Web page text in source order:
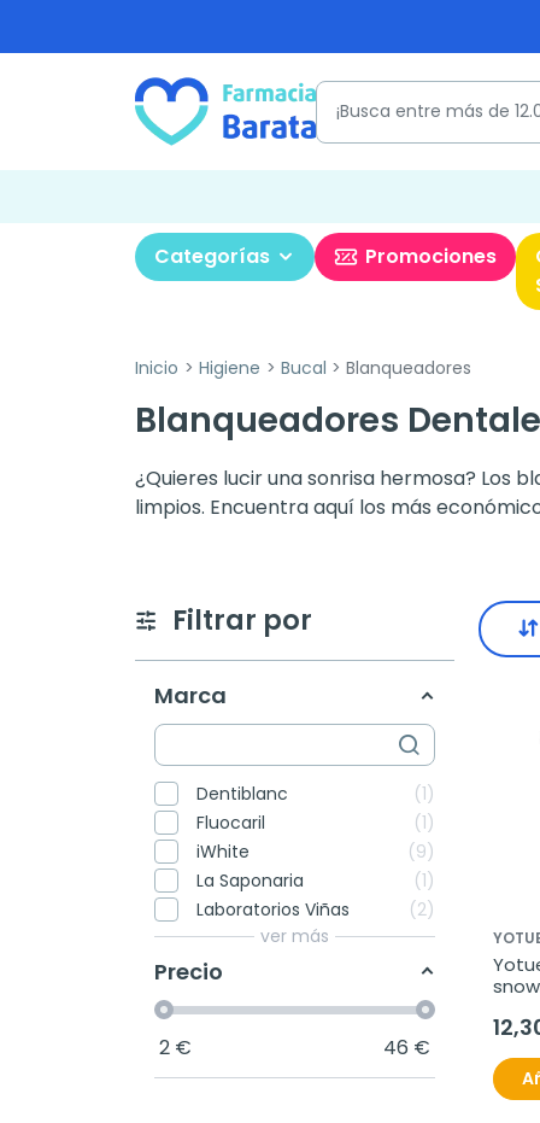
Categorías Promociones
Inicio Higiene Bucal Blanqueadores
Blanqueadores
¿Quieres lucir una sonrisa hermosa? Los
limpios. Encuentra aquí los más
Filtrar por
Marca
Dentiblanc
1
Fluocaril
1
iWhite
9
La Saponaria
1
Laboratorios Viñas
2
ver más
Precio
2 € 46 €